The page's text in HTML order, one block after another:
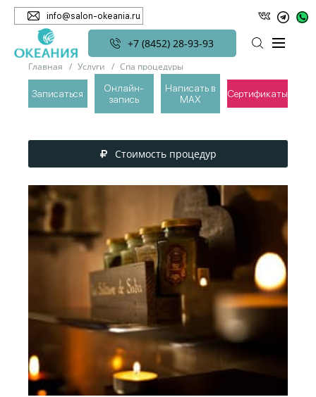
info@salon-okeania.ru
+7 (8452) 28-93-93
Записаться
Онлайн-
запись
Написать в
MAX
Сертификаты
Главная Услуги
Спа процедуры
Спа-ритуалы La Sultane de Saba
СПА-РИТУАЛЫ LA SULTANE DE SABA
Стоимость процедур